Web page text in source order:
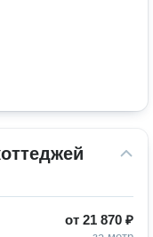
от 21 870 ₽